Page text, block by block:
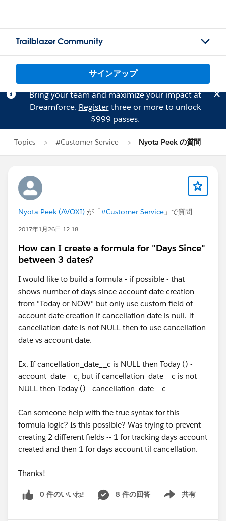
Trailblazer Community
サインアップ
Bring your team and maximize your impact at
Dreamforce. Registerthree or more to unlock
$999 passes.
Topics #Customer Service Nyota Peek の質問
Nyota Peek (AVOXI) が「#Customer Service 」で質問
2017年1月26日 12:18
How can I create a formula for "Days Since"
between 3 dates?
I would like to build a formula - if possible - that
shows number of days since account date creation
from "Today or NOW" but only use custom field of
account date creation if cancellation date is null. If
cancellation date is not NULL then to use cancellation
date vs account date.
Ex. If cancellation_date__c is NULL then Today () -
account_date__c, but if cancellation_date__c is not
NULL then Today () - cancellation_date__c
Can someone help with the true syntax for this
formula logic? Is this possible? Was trying to prevent
creating 2 different fields -- 1 for tracking days account
created and then 1 for days account til cancellation.
Thanks!
0 件のいいね! 8 件の回答 共有
Show menu